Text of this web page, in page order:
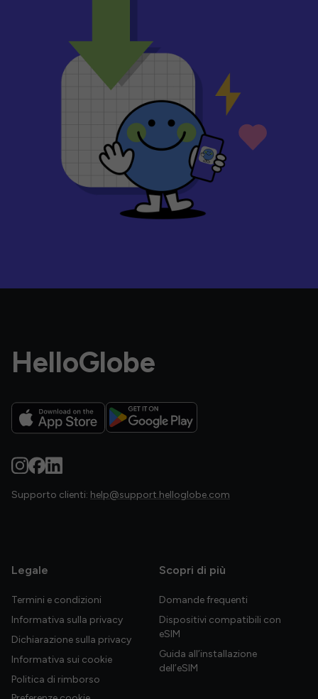
HelloGlobe
Supporto clienti: help@support.helloglobe.com
Legale
Termini e condizioni
Informativa sulla privacy
Dichiarazione sulla privacy
Informativa sui cookie
Politica di rimborso
Scopri di più
Domande frequenti
Dispositivi compatibili con
eSIM
Guida all’installazione
dell’eSIM